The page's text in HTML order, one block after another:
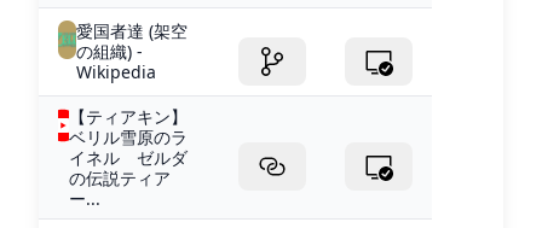
愛国者達 (架空
の組織) -
Wikipedia
【ティアキン】
ベリル雪原のラ
イネル ゼルダ
の伝説ティア
ー...